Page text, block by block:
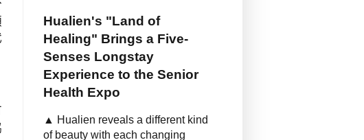
Hualien's "Land of
Healing" Brings a Five-
Senses Longstay
Experience to the Senior
Health Expo
▲ Hualien reveals a different kind
of beauty with each changing